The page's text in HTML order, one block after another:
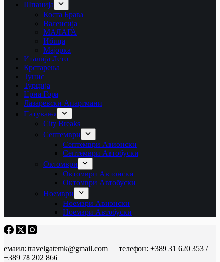
Шпанија
Коста Брава
Валенсија
МАЛАГА
Ибица
Мајорка
Италија Лето
Крстарења
Тунис
Турција
Црна Гора
Лазаревски Апартмани
Патувања
City Breaks
Септември
Септември Авионски
Септември Автобуски
Октомври
Октомври Авионски
Октомври Автобуски
Ноември
Ноември Авионски
Ноември Автобуски
емаил: travelgatemk@gmail.com | телефон: +389 31 620 353 /
+389 78 202 866